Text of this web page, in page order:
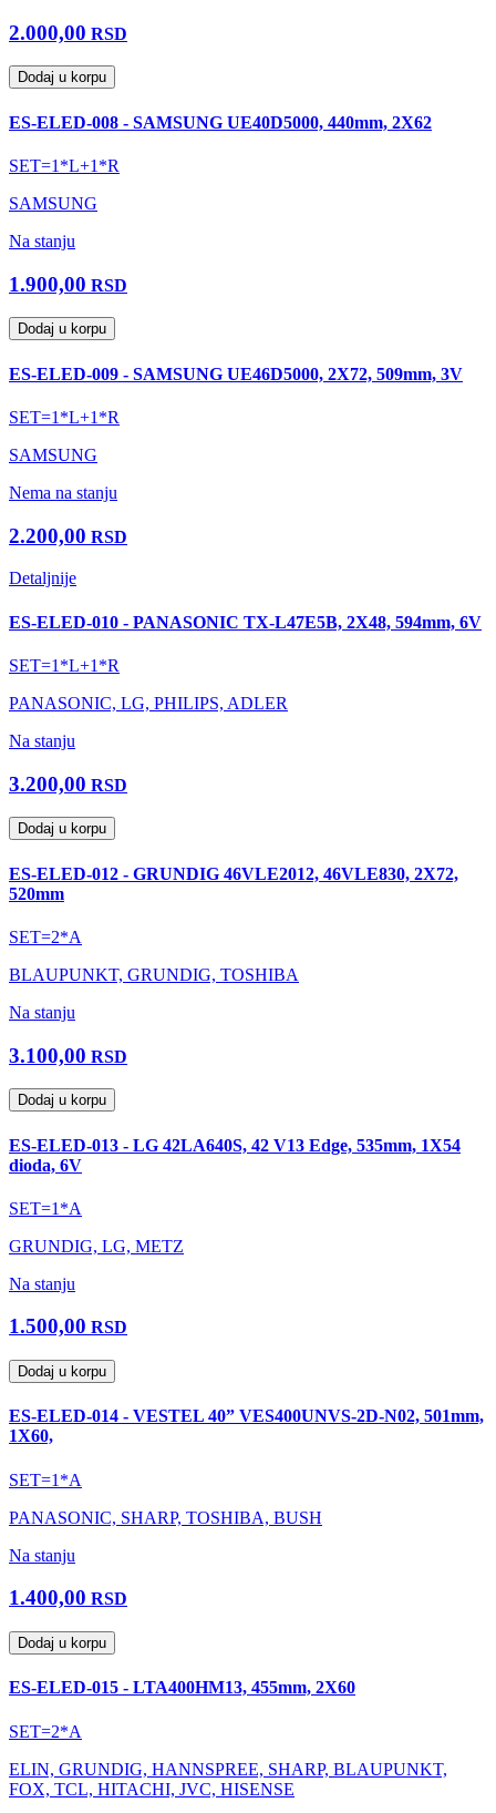
2.000,00 RSD
Dodaj u korpu
ES-ELED-008 - SAMSUNG UE40D5000, 440mm, 2X62
SET=1*L+1*R
SAMSUNG
Na stanju
1.900,00 RSD
Dodaj u korpu
ES-ELED-009 - SAMSUNG UE46D5000, 2X72, 509mm, 3V
SET=1*L+1*R
SAMSUNG
Nema na stanju
2.200,00 RSD
Detaljnije
ES-ELED-010 - PANASONIC TX-L47E5B, 2X48, 594mm, 6V
SET=1*L+1*R
PANASONIC, LG, PHILIPS, ADLER
Na stanju
3.200,00 RSD
Dodaj u korpu
ES-ELED-012 - GRUNDIG 46VLE2012, 46VLE830, 2X72,
520mm
SET=2*A
BLAUPUNKT, GRUNDIG, TOSHIBA
Na stanju
3.100,00 RSD
Dodaj u korpu
ES-ELED-013 - LG 42LA640S, 42 V13 Edge, 535mm, 1X54
dioda, 6V
SET=1*A
GRUNDIG, LG, METZ
Na stanju
1.500,00 RSD
Dodaj u korpu
ES-ELED-014 - VESTEL 40” VES400UNVS-2D-N02, 501mm,
1X60,
SET=1*A
PANASONIC, SHARP, TOSHIBA, BUSH
Na stanju
1.400,00 RSD
Dodaj u korpu
ES-ELED-015 - LTA400HM13, 455mm, 2X60
SET=2*A
ELIN, GRUNDIG, HANNSPREE, SHARP, BLAUPUNKT,
FOX, TCL, HITACHI, JVC, HISENSE